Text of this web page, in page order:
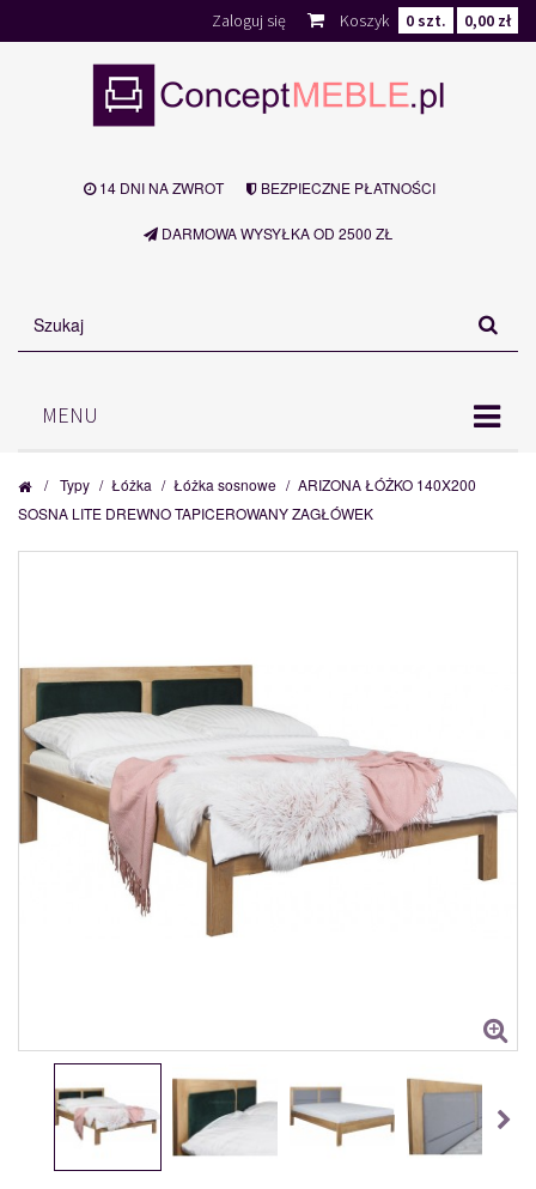
Koszyk 0szt. 0,00 zł
Zaloguj się
14 DNI NA ZWROT BEZPIECZNE PŁATNOŚCI
DARMOWA WYSYŁKA OD 2500 ZŁ
MENU
/ Typy / Łóżka / Łóżka sosnowe / ARIZONA ŁÓŻKO 140X200
SOSNA LITE DREWNO TAPICEROWANY ZAGŁÓWEK